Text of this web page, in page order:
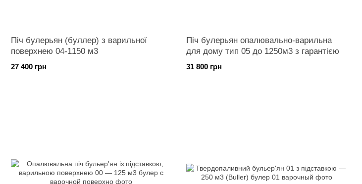
Піч булерьян (буллер) з варильної
поверхнею 04-1150 м3
27 400 грн
Піч булерьян опалювально-варильна
для дому тип 05 до 1250м3 з гарантією
31 800 грн